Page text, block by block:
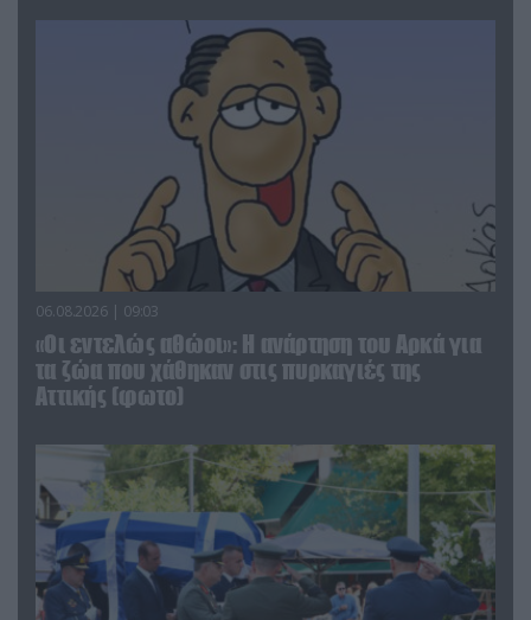
06.08.2026 | 09:03
«Οι εντελώς αθώοι»: Η ανάρτηση του Αρκά για
τα ζώα που χάθηκαν στις πυρκαγιές της
Αττικής (φωτο)